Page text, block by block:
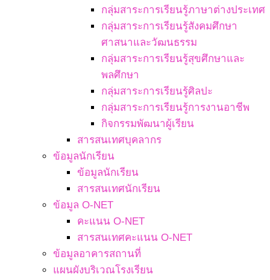
กลุ่มสาระการเรียนรู้ภาษาต่างประเทศ
กลุ่มสาระการเรียนรู้สังคมศึกษา
ศาสนาและวัฒนธรรม
กลุ่มสาระการเรียนรู้สุขศึกษาและ
พลศึกษา
กลุ่มสาระการเรียนรู้ศิลปะ
กลุ่มสาระการเรียนรู้การงานอาชีพ
กิจกรรมพัฒนาผู้เรียน
สารสนเทศบุคลากร
ข้อมูลนักเรียน
ข้อมูลนักเรียน
สารสนเทศนักเรียน
ข้อมูล O-NET
คะแนน O-NET
สารสนเทศคะแนน O-NET
ข้อมูลอาคารสถานที่
แผนผังบริเวณโรงเรียน